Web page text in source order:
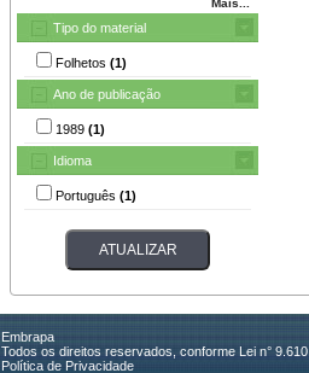
Tipo do material
Folhetos (1)
Ano de publicação
1989 (1)
Idioma
Português (1)
Embrapa
Todos os direitos reservados, conforme Lei n° 9.610
Política de Privacidade